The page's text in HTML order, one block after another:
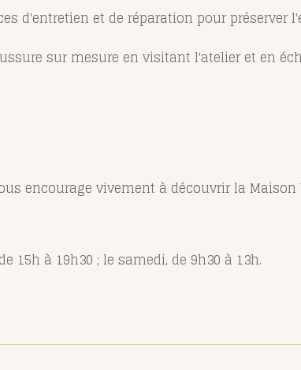
d'entretien et de réparation pour préserver
sur mesure en visitant l'atelier et en
encourage vivement à découvrir la
15h à 19h30 ; le samedi, de 9h30 à 13h.